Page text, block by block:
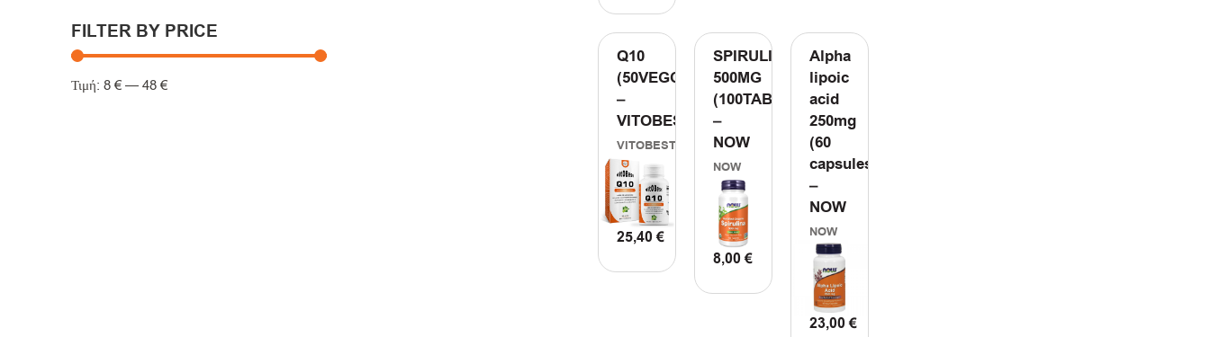
FILTER BY PRICE
8 €— 48 €
ΠΡΟΣΘΗΚΗ ΣΤΟ ΚΑΛΑΘΙ
Q10
(50VEGCAPSS)
–
VITOBEST
VITOBEST
25,40€
ΠΡΟΣΘΗΚΗ ΣΤΟ ΚΑΛΑΘΙ
SPIRULINA
500MG
(100TABS)
–
NOW
NOW
8,00€
ΠΡΟΣΘΗΚΗ ΣΤΟ ΚΑΛΑΘΙ
Alpha
lipoic
acid
250mg
(60
capsules)
–
NOW
NOW
23,00€